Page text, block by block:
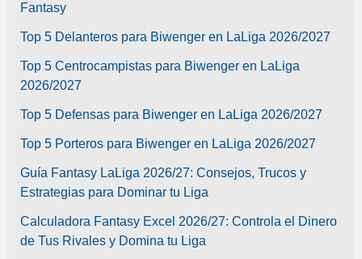
Fantasy
Top 5 Delanteros para Biwenger en LaLiga 2026/2027
Top 5 Centrocampistas para Biwenger en LaLiga
2026/2027
Top 5 Defensas para Biwenger en LaLiga 2026/2027
Top 5 Porteros para Biwenger en LaLiga 2026/2027
Guía Fantasy LaLiga 2026/27: Consejos, Trucos y
Estrategias para Dominar tu Liga
Calculadora Fantasy Excel 2026/27: Controla el Dinero
de Tus Rivales y Domina tu Liga